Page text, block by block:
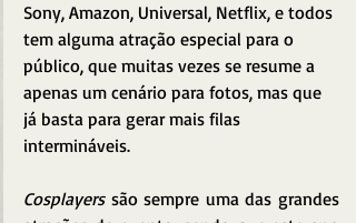
Sony, Amazon, Universal, Netflix, e todos
tem alguma atração especial para o
público, que muitas vezes se resume a
apenas um cenário para fotos, mas que
já basta para gerar mais filas
intermináveis.
Cosplayers são sempre uma das grandes